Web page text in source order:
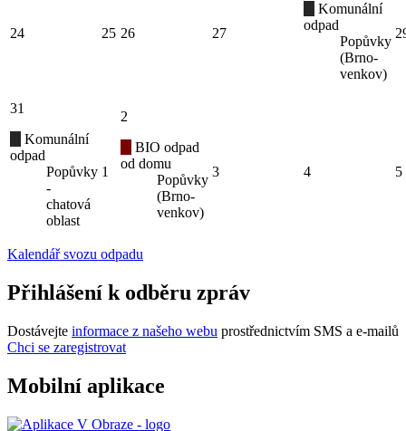
24 25 26 27
Komunální
odpad
Popůvky
(Brno-
venkov)
31
Komunální
odpad
Popůvky
-
chatová
oblast
1
2
BIO odpad
od domu
Popůvky
(Brno-
venkov)
3 4 5
Kalendář svozu odpadu
Přihlášení k odběru zpráv
Dostávejte informace z našeho webu prostřednictvím SMS a e-mailů
Chci se zaregistrovat
Mobilní aplikace